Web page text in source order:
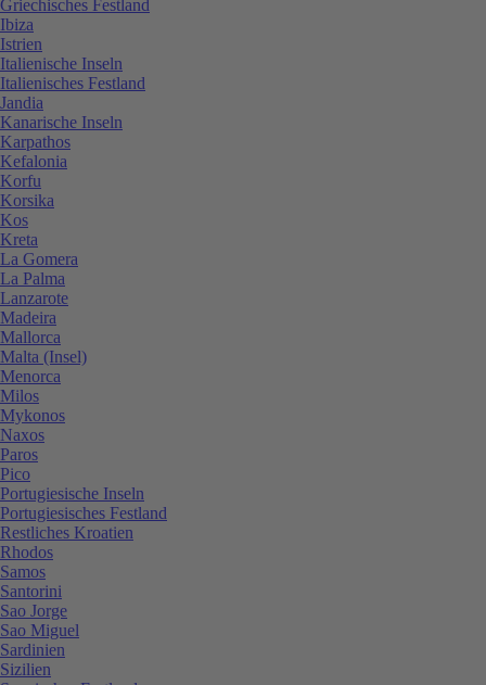
Griechisches Festland
Ibiza
Istrien
Italienische Inseln
Italienisches Festland
Jandia
Kanarische Inseln
Karpathos
Kefalonia
Korfu
Korsika
Kos
Kreta
La Gomera
La Palma
Lanzarote
Madeira
Mallorca
Malta (Insel)
Menorca
Milos
Mykonos
Naxos
Paros
Pico
Portugiesische Inseln
Portugiesisches Festland
Restliches Kroatien
Rhodos
Samos
Santorini
Sao Jorge
Sao Miguel
Sardinien
Sizilien